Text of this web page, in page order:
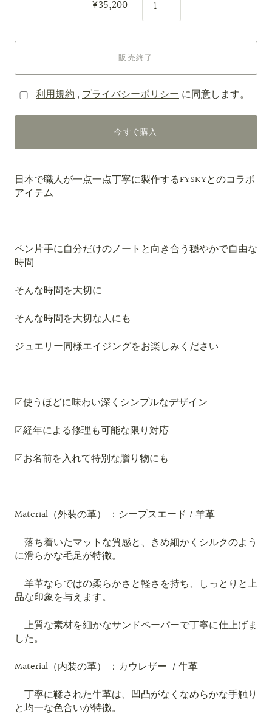
¥35,200
販売終了
利用規約 , プライバシーポリシー に同意します。
今すぐ購入
日本で職人が一点一点丁寧に製作するFYSKYとのコラボ
アイテム
ペン片手に自分だけのノートと向き合う穏やかで自由な
時間
そんな時間を大切に
そんな時間を大切な人にも
ジュエリー同様エイジングをお楽しみください
☑︎使うほどに味わい深くシンプルなデザイン
☑︎経年による修理も可能な限り対応
☑︎お名前を入れて特別な贈り物にも
Material（外装の革） ：シープスエード / 羊革
落ち着いたマットな質感と、きめ細かくシルクのよう
に滑らかな毛足が特徴。
羊革ならではの柔らかさと軽さを持ち、しっとりと上
品な印象を与えます。
上質な素材を細かなサンドペーパーで丁寧に仕上げま
した。
Material（内装の革） ：カウレザー / 牛革
丁寧に鞣された牛革は、凹凸がなくなめらかな手触り
と均一な色合いが特徴。